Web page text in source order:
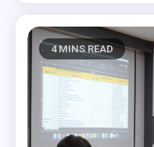
4 MINS READ